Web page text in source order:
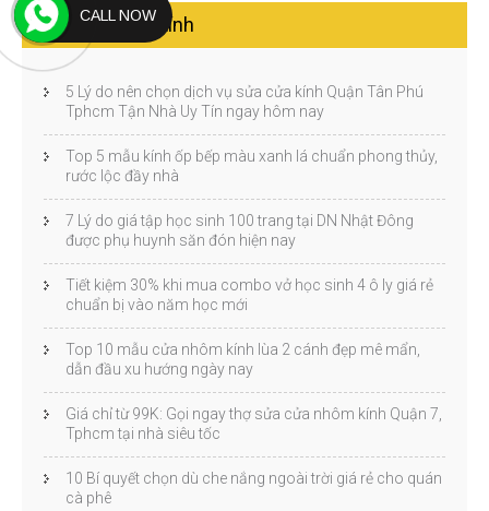
Tin tức nhôm kính
5 Lý do nên chọn dịch vụ sửa cửa kính Quận Tân Phú
Tphcm Tận Nhà Uy Tín ngay hôm nay
Top 5 mẫu kính ốp bếp màu xanh lá chuẩn phong thủy,
rước lộc đầy nhà
7 Lý do giá tập học sinh 100 trang tại DN Nhật Đông
được phụ huynh săn đón hiện nay
Tiết kiệm 30% khi mua combo vở học sinh 4 ô ly giá rẻ
chuẩn bị vào năm học mới
Top 10 mẫu cửa nhôm kính lùa 2 cánh đẹp mê mẩn,
dẫn đầu xu hướng ngày nay
Giá chỉ từ 99K: Gọi ngay thợ sửa cửa nhôm kính Quận 7,
Tphcm tại nhà siêu tốc
10 Bí quyết chọn dù che nắng ngoài trời giá rẻ cho quán
cà phê
CALL NOW